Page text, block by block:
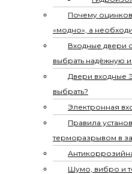
Почему
«модно», а
Входные двери
выбрать надёжную
Двери входные
выбрать?
Электронная
Правила
терморазрывом в
Шумо, вибро и